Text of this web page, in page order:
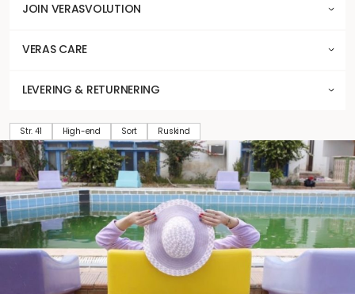
JOIN VERASVOLUTION
VERAS CARE
LEVERING & RETURNERING
Str. 41 High-end Sort Ruskind